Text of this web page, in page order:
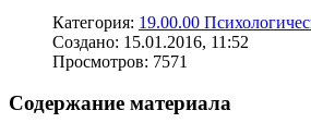
Категория: 19.00.00
Создано: 15.01.2016, 11:52
Просмотров: 7571
Содержание материала